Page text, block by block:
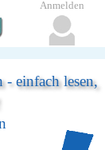
einfach lesen,
Anmelden